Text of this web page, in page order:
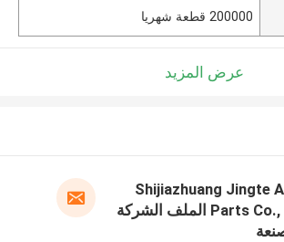
200000 قطعة شهريا
عرض المزيد
Shijiazhuang Jingte
Parts Co., Ltd الملف الشركة